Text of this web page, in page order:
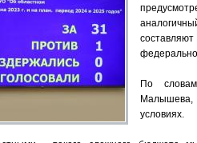
По
Малышева,
условиях.